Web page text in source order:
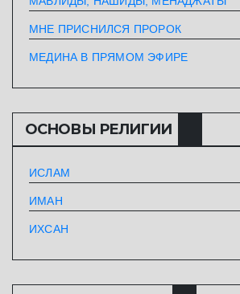
МНЕ ПРИСНИЛСЯ ПРОРОК
МЕДИНА В ПРЯМОМ ЭФИРЕ
ОСНОВЫ РЕЛИГИИ
ИСЛАМ
ИМАН
ИХСАН